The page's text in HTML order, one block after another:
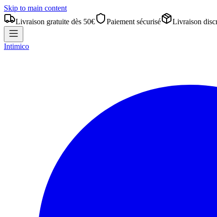
Skip to main content
Livraison gratuite dès 50€
Paiement sécurisé Livraison
Intimico